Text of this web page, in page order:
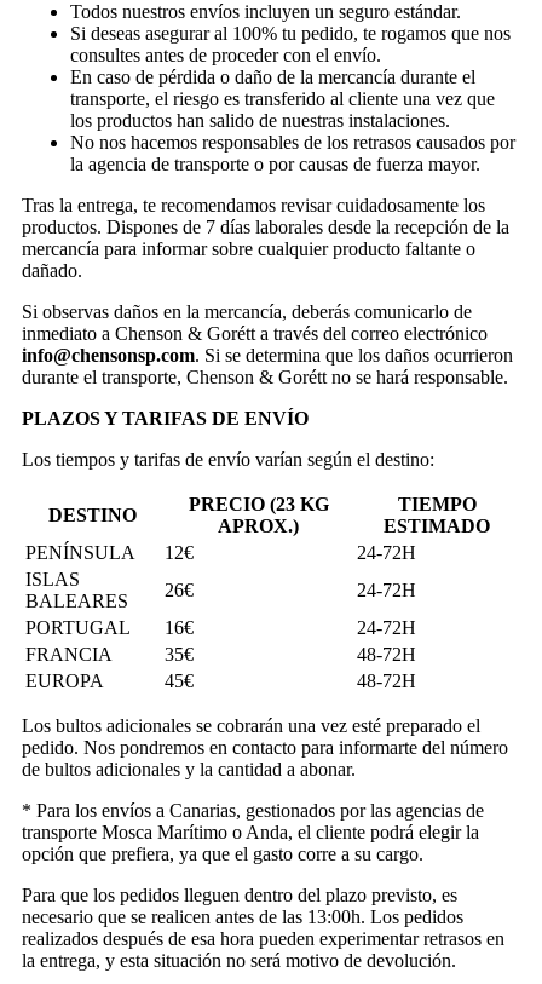
Todos nuestros envíos incluyen un seguro estándar.
Si deseas asegurar al 100% tu pedido, te rogamos que nos
consultes antes de proceder con el envío.
En caso de pérdida o daño de la mercancía durante el
transporte, el riesgo es transferido al cliente una vez que
los productos han salido de nuestras instalaciones.
No nos hacemos responsables de los retrasos causados por
la agencia de transporte o por causas de fuerza mayor.
Tras la entrega, te recomendamos revisar cuidadosamente los
productos. Dispones de 7 días laborales desde la recepción de la
mercancía para informar sobre cualquier producto faltante o
dañado.
Si observas daños en la mercancía, deberás comunicarlo de
inmediato a Chenson & Gorétt a través del correo electrónico
info@chensonsp.com. Si se determina que los daños ocurrieron
durante el transporte, Chenson & Gorétt no se hará responsable.
PLAZOS Y TARIFAS DE ENVÍO
Los tiempos y tarifas de envío varían según el destino:
DESTINO
PRECIO (23 KG
APROX.)
TIEMPO
ESTIMADO
PENÍNSULA
12€
24-72H
ISLAS
BALEARES
26€
24-72H
PORTUGAL
16€
24-72H
FRANCIA
35€
48-72H
EUROPA
45€ 48-72H
Los bultos adicionales se cobrarán una vez esté preparado el
pedido. Nos pondremos en contacto para informarte del número
de bultos adicionales y la cantidad a abonar.
* Para los envíos a Canarias, gestionados por las agencias de
transporte Mosca Marítimo o Anda, el cliente podrá elegir la
opción que prefiera, ya que el gasto corre a su cargo.
Para que los pedidos lleguen dentro del plazo previsto, es
necesario que se realicen antes de las 13:00h. Los pedidos
realizados después de esa hora pueden experimentar retrasos en
la entrega, y esta situación no será motivo de devolución.